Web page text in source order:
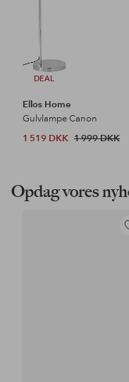
DEAL
Ellos Home
Gulvlampe Canon
1 519 DKK 1 999 DKK
Opdag vores